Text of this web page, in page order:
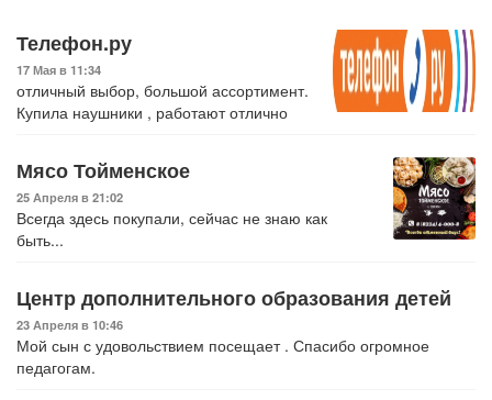
Телефон.ру
17 Мая в 11:34
отличный выбор, большой ассортимент.
Купила наушники , работают отлично
Мясо Тойменское
25 Апреля в 21:02
Всегда здесь покупали, сейчас не знаю как
быть...
Центр дополнительного образования детей
23 Апреля в 10:46
Мой сын с удовольствием посещает . Спасибо огромное
педагогам.